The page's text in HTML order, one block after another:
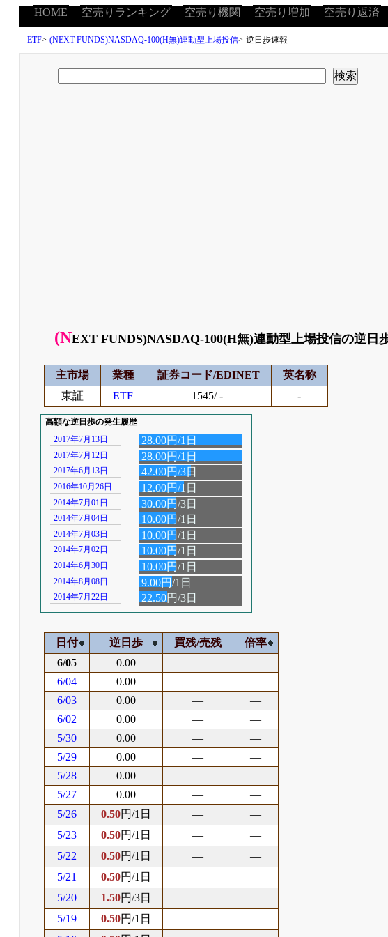
HOME 空売りランキング 空売り機関 空売り増加 空売り返済
ETF> (NEXT FUNDS)NASDAQ-100(H無)連動型上場投信> 逆日歩速報
(NEXT FUNDS)NASDAQ-100(H無)連動型上場投信の逆日
主市場 業種 証券コード/EDINET
英名称
東証
ETF 1545/ - -
高額な逆日歩の発生履歴
2017年7月13日
28.00円/1日
2017年7月12日 28.00円/1日
2017年6月13日 42.00円/3日
2016年10月26日 12.00円/1日
2014年7月01日 30.00円/3日
2014年7月04日 10.00円/1日
2014年7月03日 10.00円/1日
2014年7月02日 10.00円/1日
2014年6月30日 10.00円/1日
2014年8月08日 9.00円/1日
2014年7月22日 22.50円/3日
日付 逆日歩 買残/売残
倍率
6/05
0.00 ―
―
6/04
0.00 ―
―
6/03
0.00 ―
―
6/02
0.00 ―
―
5/30
0.00 ―
―
5/29
0.00 ―
―
5/28
0.00 ―
―
5/27
0.00 ―
―
5/26
0.50円/1日 ―
―
5/23
0.50円/1日 ―
―
5/22
0.50円/1日 ―
―
5/21
0.50円/1日 ―
―
5/20
1.50円/3日 ―
―
5/19
0.50円/1日 ―
―